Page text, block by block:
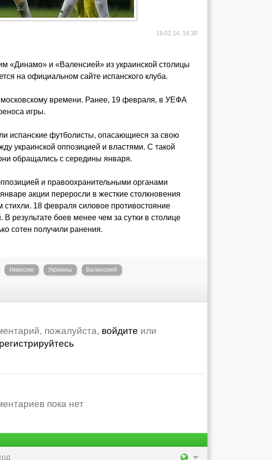
19.02.14, 16:30
«Динамо» и «Валенсией» из украинской столицы
на официальном сайте испанского клуба.
времени. Ранее, 19 февраля, в УЕФА
игры.
испанские футболисты, опасающиеся за свою
украинской оппозицией и властями. С такой
обращались с середины января.
и правоохранительными органами
акции переросли в жесткие столкновения
стихли. 18 февраля силовое противостояние
результате боев менее чем за сутки в столице
сотен получили ранения.
Никосию Украины Валенсией
пожалуйста, войдите или
пока нет